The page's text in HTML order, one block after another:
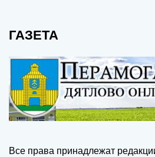
ГАЗЕТА
Все права принадлежат